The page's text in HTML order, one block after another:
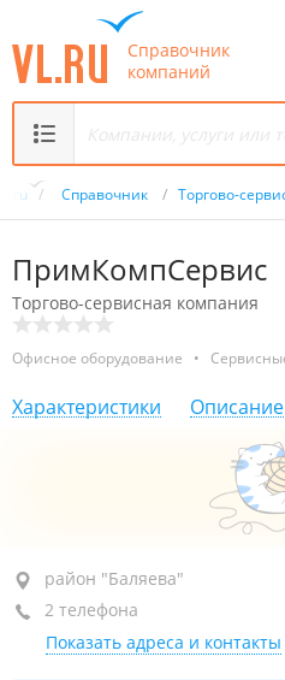
Справочник
компаний
/ Справочник / Торгово-
ПримКомпСервис
Торгово-сервисная компания
Офисное оборудование •
Характеристики Описание
район "Баляева", ул. Луговая,
оф. 5
+7 (423) 258-58-15
район "Баляева"
2 телефона
Показать адреса и контакты